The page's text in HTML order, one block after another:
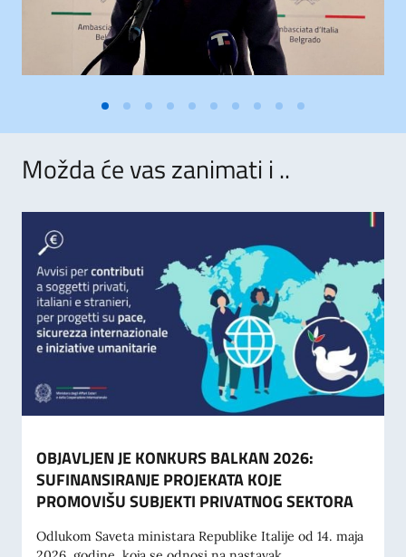
Možda će vas zanimati i ..
OBJAVLJEN JE KONKURS BALKAN 2026:
SUFINANSIRANJE PROJEKATA KOJE
PROMOVIŠU SUBJEKTI PRIVATNOG SEKTORA
Odlukom Saveta ministara Republike Italije od 14. maja